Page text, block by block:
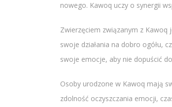
nowego. Kawoq uczy o synergii
Zwierzęciem związanym z Kawoq
swoje działania na dobro ogółu,
swoje emocje, aby nie dopuścić
Osoby urodzone w Kawoq mają
zdolność oczyszczania emocji,